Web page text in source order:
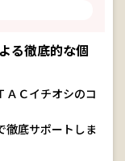
る徹底的な個
ＡＣイチオシのコ
徹底サポートしま